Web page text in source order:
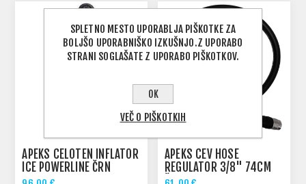
APEKS CELOTEN INFLATOR
ICE POWERLINE ČRN
APEKS CEV HOSE
REGULATOR 3/8" 74CM
ČRNA
SPLETNO MESTO UPORABLJA PIŠKOTKE ZA
BOLJŠO UPORABNIŠKO IZKUŠNJO.Z UPORABO
STRANI SOGLAŠATE Z UPORABO PIŠKOTKOV.
OK
VEČ O PIŠKOTKIH